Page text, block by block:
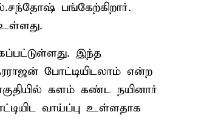
பங்கேற்கிறார்.
இந்த
போட்டியிடலாம் என்ற
களம் கண்ட நயினார்
வாய்ப்பு உள்ளதாக